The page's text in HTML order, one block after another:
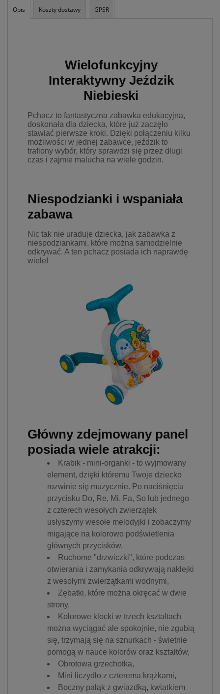
Opis Koszty dostawy GPSR
Wielofunkcyjny
Interaktywny Jeździk
Niebieski
Pchacz to fantastyczna zabawka edukacyjna,
doskonała dla dziecka, które już zaczęło
stawiać pierwsze kroki. Dzięki połączeniu kilku
możliwości w jednej zabawce, jeździk to
trafiony wybór, który sprawdzi się przez długi
czas i zajmie malucha na wiele godzin.
Niespodzianki i wspaniała
zabawa
Nic tak nie uraduje dziecka, jak zabawka z
niespodziankami, które można samodzielnie
odkrywać. A ten pchacz posiada ich naprawdę
wiele!
Główny zdejmowany panel
posiada wiele atrakcji:
Krabik - mini-organki - to wyjmowany
element, dzięki któremu Twoje dziecko
rozwinie się muzycznie. Po naciśnięciu
przycisku Do, Re, Mi, Fa, So lub jednego
z czterech wesołych zwierzątek
usłyszymy wesołe melodyjki i zobaczymy
migające na kolorowo podświetlenia
głównych przycisków,
Ruchome "drzwiczki", które podczas
otwierania i zamykania odkrywają naklejki
z wesołymi zwierzątkami wodnymi,
Zębatki, które można okręcać w dwie
strony,
Kolorowe klocki w trzech kształtach
można wyciągać ale spokojnie, nie zgubią
się, trzymają się na sznurkach - świetnie
pomogą w nauce kolorów oraz kształtów,
Obrotowa grzechotka,
Mini liczydło z czterema krążkami,
Boczny pałąk z gwiazdką, kwiatkiem
uchylenia dyrektywy
również zewnętrzne linki
umożliwiające bezpośrednie
dotarcie do innych stron
internetowych bądź też
podczas korzystania z
urządzeniu końcowym
Użytkownika mogą zostać
umieszczone pliki Cookies w
celu umożliwienia Ci
skorzystania ze
zintegrowanych
dostawców określa zasady
korzystania z plików Cookies
w swojej polityce
czym nie mamy wpływu na
prowadzoną przez
dostawców politykę
Wszelkie pytania oraz
zgłoszenia możesz kierować
od wyznaczonego
Inspektora Ochrony Danych,
marketing@kecja.pllub nr
telefonu+48 693 713 987.